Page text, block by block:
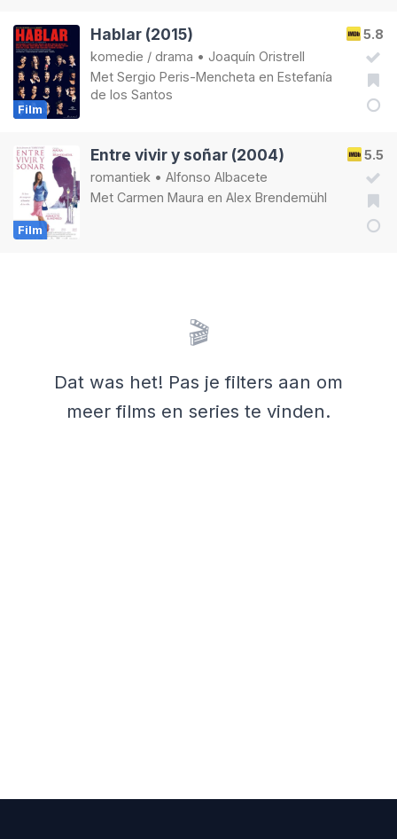
Film
5.8
Hablar (2015)
komedie / drama • Joaquín Oristrell
Met Sergio Peris-Mencheta en Estefanía
de los Santos
Film
5.5
Entre vivir y soñar (2004)
romantiek • Alfonso Albacete
Met Carmen Maura en Alex Brendemühl
🎬
Dat was het! Pas je filters aan om
meer films en series te vinden.